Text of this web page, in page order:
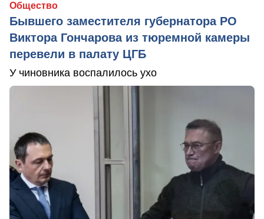
Общество
Бывшего заместителя губернатора РО
Виктора Гончарова из тюремной камеры
перевели в палату ЦГБ
У чиновника воспалилось ухо